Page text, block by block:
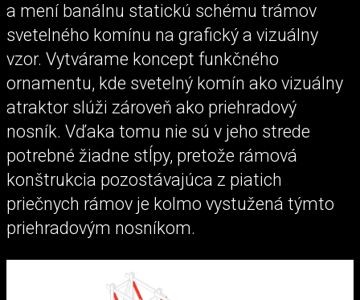
a mení banálnu statickú schému trámov
svetelného komínu na grafický a vizuálny
vzor. Vytvárame koncept funkčného
ornamentu, kde svetelný komín ako vizuálny
atraktor slúži zároveň ako priehradový
nosník. Vďaka tomu nie sú v jeho strede
potrebné žiadne stĺpy, pretože rámová
konštrukcia pozostávajúca z piatich
priečnych rámov je kolmo vystužená týmto
priehradovým nosníkom.